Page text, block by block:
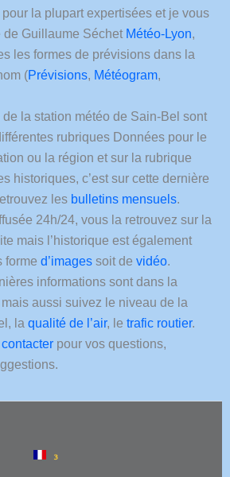
du
16
30
avec
de
36°
Pour
en
savoir
sur
cette
nouvelle
poussée
de
fièvre
https://meteofrance.com/
progressif-
Heureusement
en
seulement
2
jours
en
être
sorti.
Les
températures
observées
ces
dernières
heures
proches
des
20°C
la
n’ont
pas
les
la plupart expertisées et je vous
de Guillaume Séchet Météo-Lyon,
les formes de prévisions dans la
(Prévisions, Météogram,
la station météo de Sain-Bel sont
rubriques Données pour le
ou la région et sur la rubrique
historiques, c’est sur cette dernière
les bulletins mensuels.
24h/24, vous la retrouvez sur la
mais l’historique est également
forme d’imagessoit de vidéo.
informations sont dans la
aussi suivez le niveau de la
la qualité de l’air, le trafic routier.
contacter pour vos questions,